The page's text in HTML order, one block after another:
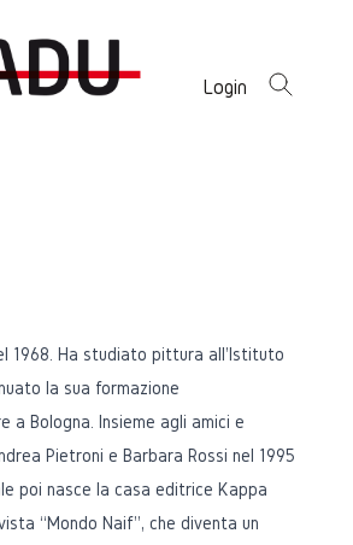
Login
1968. Ha studiato pittura all'Istituto
la sua formazione
a Bologna. Insieme agli amici e
Pietroni e Barbara Rossi nel 1995
poi nasce la casa editrice Kappa
“Mondo Naif”, che diventa un